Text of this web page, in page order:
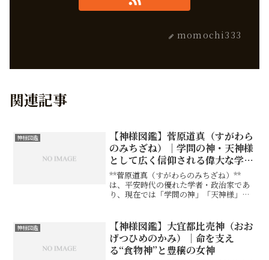
momochi333
関連記事
神様図鑑
【神様図鑑】菅原道真（すがわら
のみちざね）｜学問の神・天神様
として広く信仰される偉大な学
者・政治家
**菅原道真（すがわらのみちざね）**
は、平安時代の優れた学者・政治家であ
り、現在では「学問の神」「天神様」と
励む人々から熱く信仰され、また、厄除
けや災難除けの神様とし...
神様図鑑
【神様図鑑】大宜都比売神（おお
げつひめのかみ）｜命を支え
る“食物神”と豊穣の女神